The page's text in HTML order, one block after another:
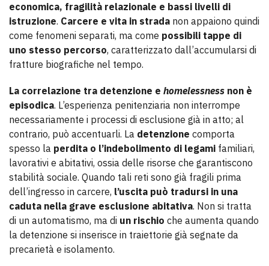
economica, fragilità relazionale e bassi livelli di
istruzione. Carcere e vita in strada non appaiono quindi
come fenomeni separati, ma come possibili tappe di
uno stesso percorso, caratterizzato dall’accumularsi di
fratture biografiche nel tempo.
La correlazione tra detenzione e homelessness non è
episodica. L’esperienza penitenziaria non interrompe
necessariamente i processi di esclusione già in atto; al
contrario, può accentuarli. La detenzione comporta
spesso la perdita o l’indebolimento di legami familiari,
lavorativi e abitativi, ossia delle risorse che garantiscono
stabilità sociale. Quando tali reti sono già fragili prima
dell’ingresso in carcere, l’uscita può tradursi in una
caduta nella grave esclusione abitativa. Non si tratta
di un automatismo, ma di un rischio che aumenta quando
la detenzione si inserisce in traiettorie già segnate da
precarietà e isolamento.